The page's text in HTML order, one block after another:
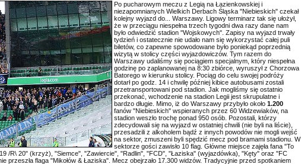
Po pucharowym meczu z Legią na Łazienkowskiej i
niezapomnianych Wielkich Derbach Śląska "Niebieskich" czekał
kolejny wyjazd do... Warszawy. Ligowy terminarz tak się ułożył,
że w przeciągu niespełna trzech tygodni dwa razy dane nam
było odwiedzić stadion "Wojskowych". Zapisy na wyjazd trwały
tydzień i ostatecznie nie udało nam się wykorzystać całej puli
biletów, co zapewne spowodowane było poniekąd poprzednią
wizytą w stolicy części wyjazdowiczów. Tym razem do
Warszawy udaliśmy się pociągiem specjalnym, który niespełna
godzinę po zaplanowanej na 8:30 zbiórce, wyruszył z Chorzowa
Batorego w kierunku stolicy. Pociąg do celu swojej podróży
dotarł po godz. 14 i chwilę później kibice autobusami zostali
przetransportowani pod stadion. Jak mogliśmy się ostatnio
przekonać, wchodzenie na stadion Legii jest skrupulatne i
bardzo długie. Mimo, iż do Warszawy przybyło około 1.200
fanów "Niebieskich" wspieranych przez 60 Widzewiaków, na
stadion weszło trochę ponad 950 osób. Pozostali, którzy
zdecydowali się na wyjazd w ostatniej chwili (nie byli na liście),
przesadzili z alkoholem bądź z innych powodów nie mogli wejść
na sektor, zmuszeni byli spędzić mecz pod bramami stadionu. W
sektorze gości zawisło 10 flag. Główne miejsce zajęła fana "To
/R\ 20" (krzyż), "Siemce", "Zawiercie", "Radlin", "FCD", "Łaziska" (wyjazdówka), "Kęty" oraz "FC
przeszła flaga "Mikołów & Łaziska". Mecz obejrzało 17.300 widzów. Tradycyjnie przed spotkaniem